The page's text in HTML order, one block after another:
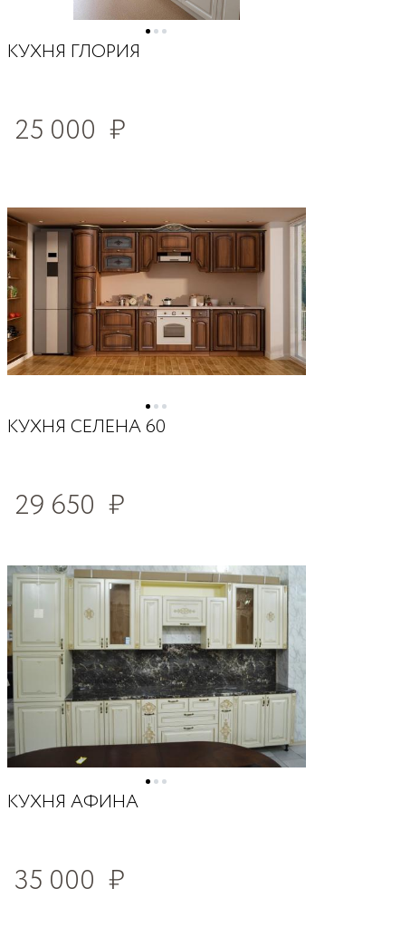
КУХНЯ ГЛОРИЯ
25 000 ₽
КУХНЯ СЕЛЕНА 60
29 650 ₽
КУХНЯ АФИНА
35 000 ₽